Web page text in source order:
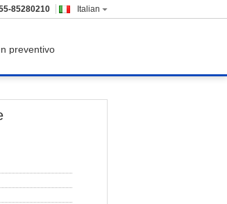
Italian
85280210
preventivo